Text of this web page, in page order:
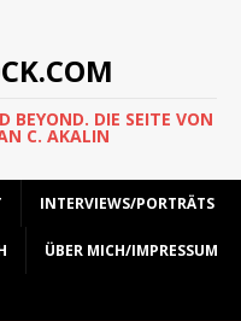
BEYOND. DIE SEITE VON
C. AKALIN
INTERVIEWS/PORTRÄTS
ÜBER MICH/IMPRESSUM